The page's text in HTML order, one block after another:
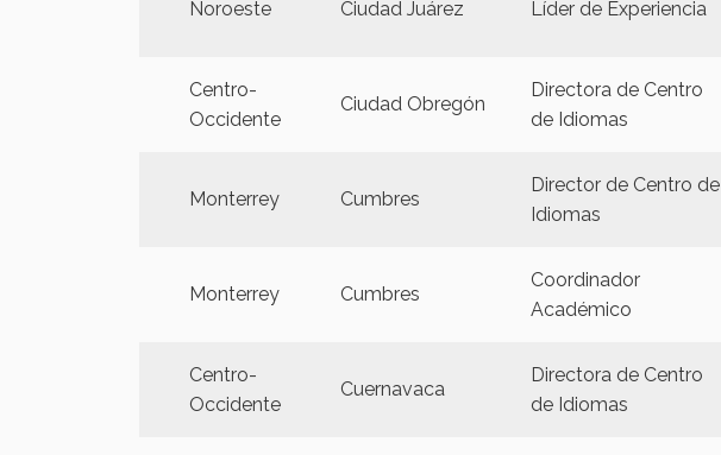
Noroeste Ciudad Juárez Líder de Experiencia
Centro-
Occidente
Ciudad Obregón
Directora de Centro
de Idiomas
Monterrey Cumbres
Director de Centro de
Idiomas
Monterrey Cumbres
Coordinador
Académico
Centro-
Occidente
Cuernavaca
Directora de Centro
de Idiomas